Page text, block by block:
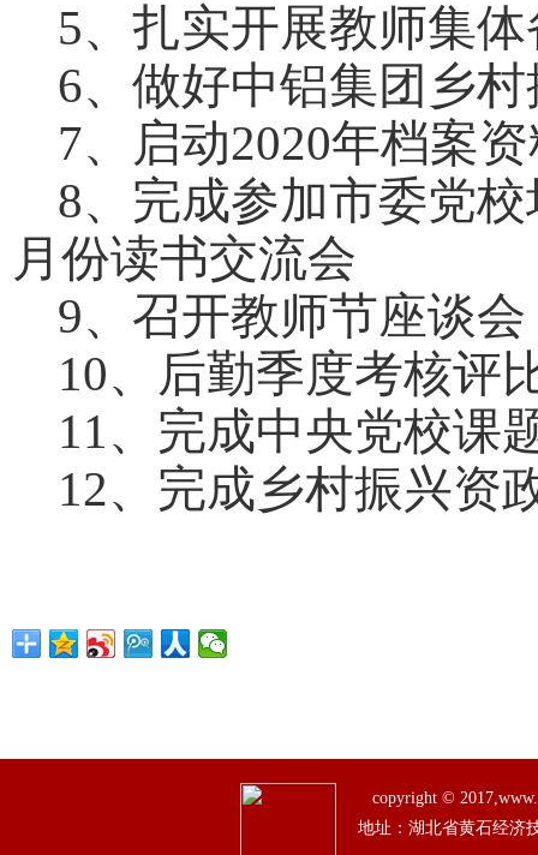
5、扎实开展教师集
6、做好中铝集团乡
7、启动2020年档案
8、完成参加市委党
月份读书交流会
9、召开教师节座谈会
10、后勤季度考核评
11、完成中央党校课
12、完成乡村振兴资
copyright ©
地址：湖北省黄石经济